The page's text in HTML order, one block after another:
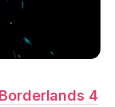
Borderlands 4